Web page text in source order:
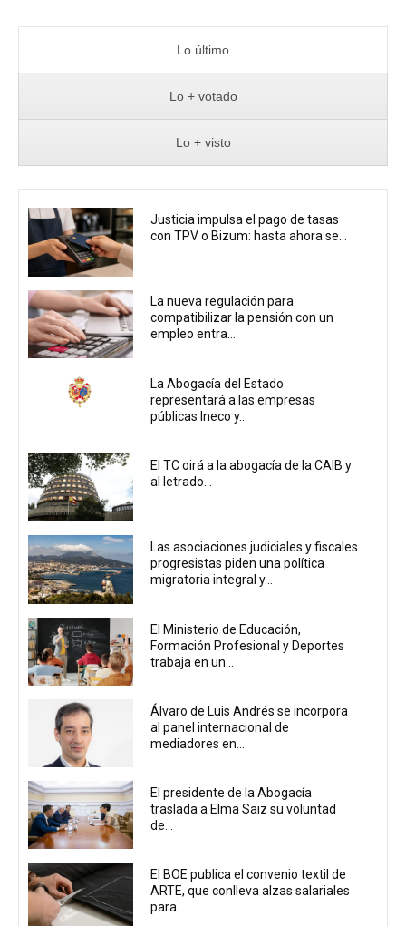
Lo último
Lo + votado
Lo + visto
Justicia impulsa el pago de tasas
con TPV o Bizum: hasta ahora se...
La nueva regulación para
compatibilizar la pensión con un
empleo entra...
La Abogacía del Estado
representará a las empresas
públicas Ineco y...
El TC oirá a la abogacía de la CAIB y
al letrado...
Las asociaciones judiciales y fiscales
progresistas piden una política
migratoria integral y...
El Ministerio de Educación,
Formación Profesional y Deportes
trabaja en un...
Álvaro de Luis Andrés se incorpora
al panel internacional de
mediadores en...
El presidente de la Abogacía
traslada a Elma Saiz su voluntad
de...
El BOE publica el convenio textil de
ARTE, que conlleva alzas salariales
para...